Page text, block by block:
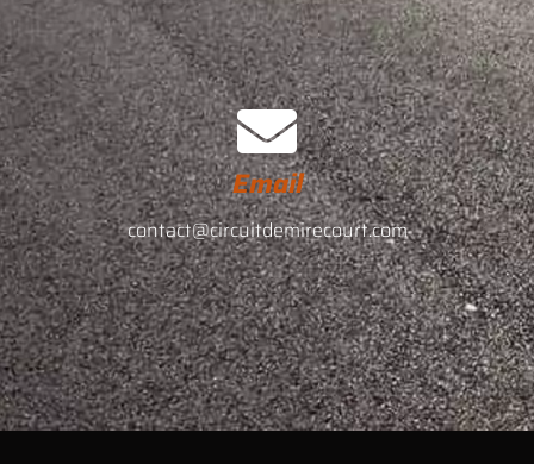
Email
contact@circuitdemirecourt.com